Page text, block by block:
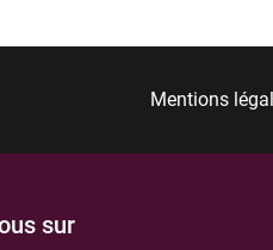
Mentions
sur